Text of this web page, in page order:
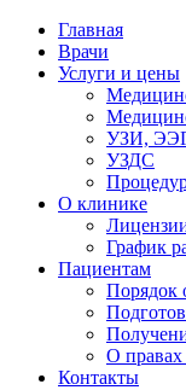
Главная
Врачи
Услуги и цены
УЗИ,
УЗДС
О клинике
График
Пациентам
Порядок
О правах
Контакты